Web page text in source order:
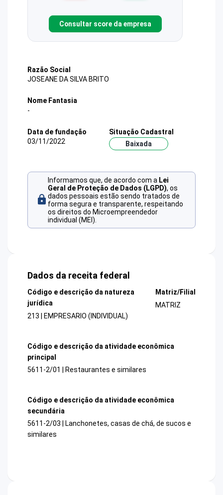
Consultar score da empresa
Razão Social
JOSEANE DA SILVA BRITO
Nome Fantasia
-
Data de fundação
03/11/2022
Situação Cadastral
Baixada
Informamos que, de acordo com a Lei
Geral de Proteção de Dados (LGPD), os
dados pessoais estão sendo tratados de
forma segura e transparente, respeitando
os direitos do Microempreendedor
individual (MEI).
Dados da receita federal
Código e descrição da natureza
jurídica
213 | EMPRESARIO (INDIVIDUAL)
Matriz/Filial
MATRIZ
Código e descrição da atividade econômica
principal
5611-2/01 | Restaurantes e similares
Código e descrição da atividade econômica
secundária
5611-2/03 | Lanchonetes, casas de chá, de sucos e
similares